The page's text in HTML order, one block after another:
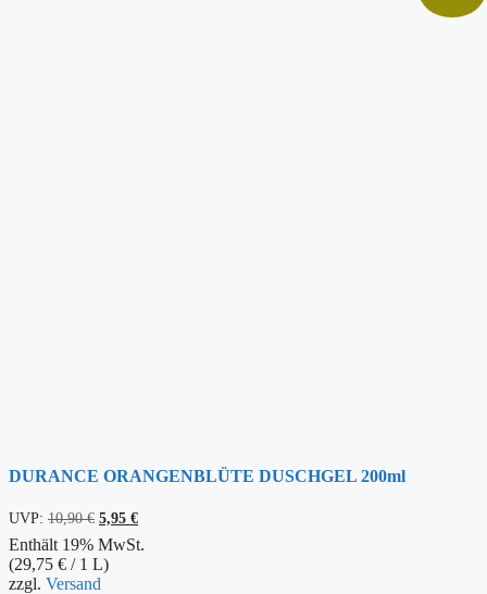
DURANCE ORANGENBLÜTE DUSCHGEL 200ml
UVP: 10,90€ Ursprünglicher
war:
10,90 €
5,95 €Aktueller
ist:
Enthält 19% MwSt.
(29,75 € / 1 L)
zzgl. Versand